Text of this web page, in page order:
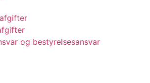
og bestyrelsesansvar